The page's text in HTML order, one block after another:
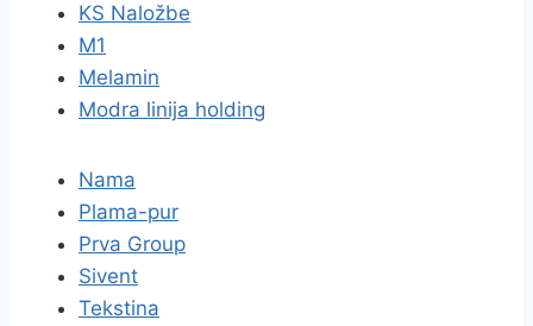
KS Naložbe
M1
Melamin
Modra linija holding
Nama
Plama-pur
Prva Group
Sivent
Tekstina